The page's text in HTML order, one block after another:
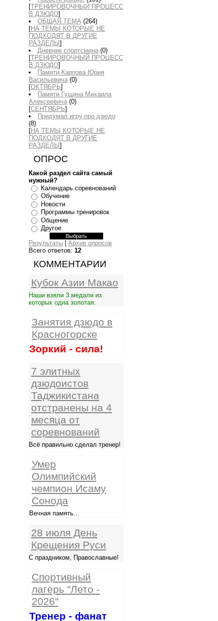
[ТРЕНИРОВОЧНЫЙ ПРОЦЕСС
В ДЗЮДО]
ОБЩАЯ ТЕМА (264)
[НА ТЕМЫ КОТОРЫЕ НЕ
ПОДХОДЯТ В ДРУГИЕ
РАЗДЕЛЫ ]
Дневник спортсмена (0)
[ТРЕНИРОВОЧНЫЙ ПРОЦЕСС
В ДЗЮДО]
Памяти Карпова Юрия
Васильевича (0)
[ОКТЯБРЬ]
Памяти Гущина Михаила
Алексеевича (0)
[СЕНТЯБРЬ]
Придумал игру про дзюдо
(8)
[НА ТЕМЫ КОТОРЫЕ НЕ
ПОДХОДЯТ В ДРУГИЕ
РАЗДЕЛЫ ]
ОПРОС
Какой раздел сайта самый
нужный?
Календарь соревнований
Обучение
Новости
Программы тренировок
Общение
Другое
Результаты
Архив опросов
Всего ответов: 12
КОММЕНТАРИИ
Кубок Азии Макао
Наши взяли 3 медали из
которых одна золотая.
Занятия дзюдо в
Красногорске
Зоркий - сила!
7 элитных
дзюдоистов
Таджикистана
отстранены на 4
месяца от
соревнований
Всё правильно сделал тренер!
Умер
Олимпийский
чемпион Исаму
Сонода
Вечная память...
28 июля День
Крещения Руси
С праздником, Православные!
Спортивный
лагерь "Лето -
2026"
Тренер - фанат